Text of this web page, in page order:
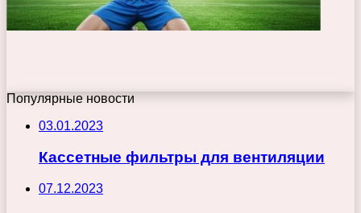
Популярные новости
03.01.2023
Кассетные фильтры для вентиляции
07.12.2023